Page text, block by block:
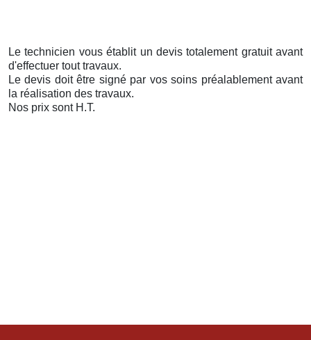
Le technicien vous établit un devis totalement gratuit avant
d'effectuer tout travaux.
Le devis doit être signé par vos soins préalablement avant
la réalisation des travaux.
Nos prix sont H.T.